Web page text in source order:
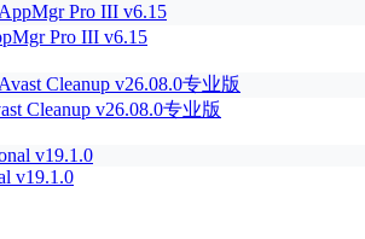
Pro III v6.15
Cleanup v26.08.0专业版
v19.1.0